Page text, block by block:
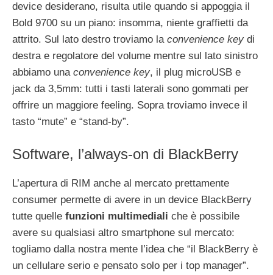
device desiderano, risulta utile quando si appoggia il
Bold 9700 su un piano: insomma, niente graffietti da
attrito. Sul lato destro troviamo la convenience key di
destra e regolatore del volume mentre sul lato sinistro
abbiamo una convenience key, il plug microUSB e
jack da 3,5mm: tutti i tasti laterali sono gommati per
offrire un maggiore feeling. Sopra troviamo invece il
tasto “mute” e “stand-by”.
Software, l’always-on di BlackBerry
L’apertura di RIM anche al mercato prettamente
consumer permette di avere in un device BlackBerry
tutte quelle funzioni multimediali che è possibile
avere su qualsiasi altro smartphone sul mercato:
togliamo dalla nostra mente l’idea che “il BlackBerry è
un cellulare serio e pensato solo per i top manager”.